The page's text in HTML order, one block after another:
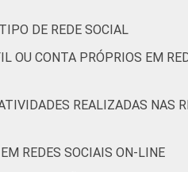
DE REDE SOCIAL
OU CONTA PRÓPRIOS EM
REALIZADAS NAS
REDES SOCIAIS ON-LINE